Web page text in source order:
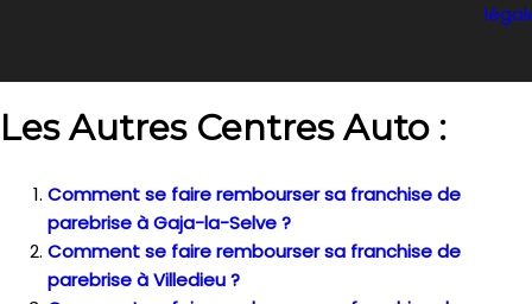
Les Autres Centres Auto :
Comment se faire rembourser sa franchise de
parebrise à Gaja-la-Selve ?
Comment se faire rembourser sa franchise de
parebrise à Villedieu ?